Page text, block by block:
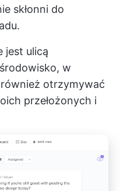
skłonni do
jest ulicą
w
otrzymywać
przełożonych i